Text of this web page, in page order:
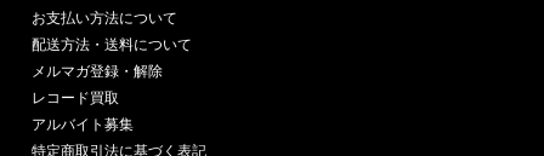
お支払い方法について
配送方法・送料について
メルマガ登録・解除
レコード買取
アルバイト募集
特定商取引法に基づく表記